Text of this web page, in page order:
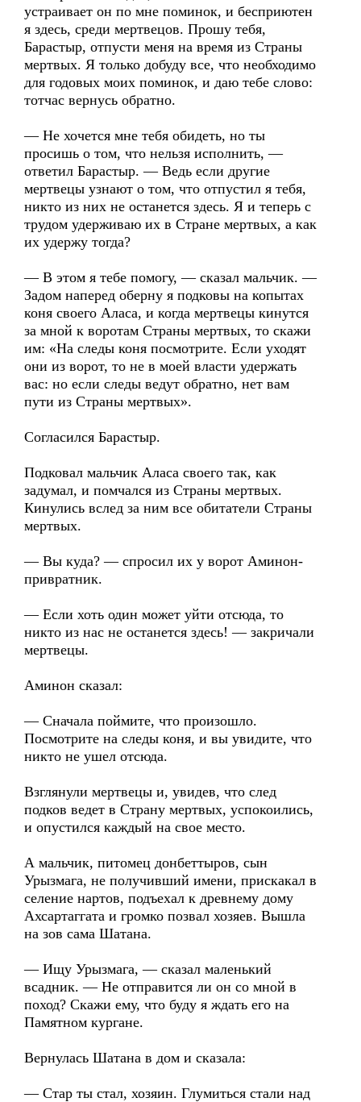
устраивает он по мне поминок, и бесприютен
я здесь, среди мертвецов. Прошу тебя,
Барастыр, отпусти меня на время из Страны
мертвых. Я только добуду все, что необходимо
для годовых моих поминок, и даю тебе слово:
тотчас вернусь обратно.
— Не хочется мне тебя обидеть, но ты
просишь о том, что нельзя исполнить, —
ответил Барастыр. — Ведь если другие
мертвецы узнают о том, что отпустил я тебя,
никто из них не останется здесь. Я и теперь с
трудом удерживаю их в Стране мертвых, а как
их удержу тогда?
— В этом я тебе помогу, — сказал мальчик. —
Задом наперед оберну я подковы на копытах
коня своего Аласа, и когда мертвецы кинутся
за мной к воротам Страны мертвых, то скажи
им: «На следы коня посмотрите. Если уходят
они из ворот, то не в моей власти удержать
вас: но если следы ведут обратно, нет вам
пути из Страны мертвых».
Согласился Барастыр.
Подковал мальчик Аласа своего так, как
задумал, и помчался из Страны мертвых.
Кинулись вслед за ним все обитатели Страны
мертвых.
— Вы куда? — спросил их у ворот Аминон-
привратник.
— Если хоть один может уйти отсюда, то
никто из нас не останется здесь! — закричали
мертвецы.
Аминон сказал:
— Сначала поймите, что произошло.
Посмотрите на следы коня, и вы увидите, что
никто не ушел отсюда.
Взглянули мертвецы и, увидев, что след
подков ведет в Страну мертвых, успокоились,
и опустился каждый на свое место.
А мальчик, питомец донбеттыров, сын
Урызмага, не получивший имени, прискакал в
селение нартов, подъехал к древнему дому
Ахсартаггата и громко позвал хозяев. Вышла
на зов сама Шатана.
— Ищу Урызмага, — сказал маленький
всадник. — Не отправится ли он со мной в
поход? Скажи ему, что буду я ждать его на
Памятном кургане.
Вернулась Шатана в дом и сказала:
— Стар ты стал, хозяин. Глумиться стали над